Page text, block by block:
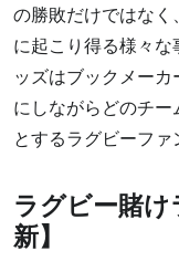
ラグビー賭けア
ラグビーに賭け
覧
よくある質問
の勝敗だけではな
に起こり得る様々
ッズはブックメー
にしながらどのチ
とするラグビーファ
ラグビー賭
新】